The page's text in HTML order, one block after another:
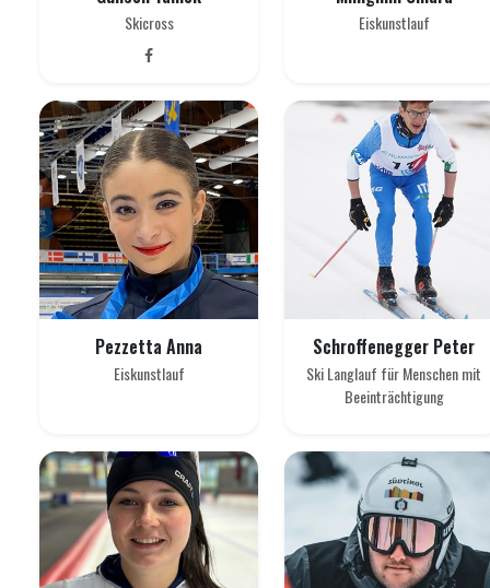
Skicross Eiskunstlauf
Pezzetta Anna
Eiskunstlauf
Schroffenegger Peter
Ski Langlauf für Menschen mit
Beeinträchtigung